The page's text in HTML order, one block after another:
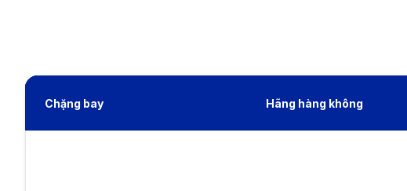
Chặng bay Hãng hàng không